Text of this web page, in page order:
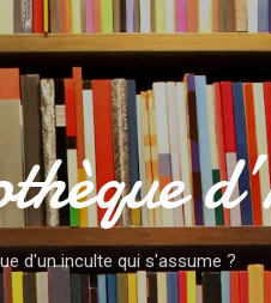
principal
d'un inculte qui s'assume ?